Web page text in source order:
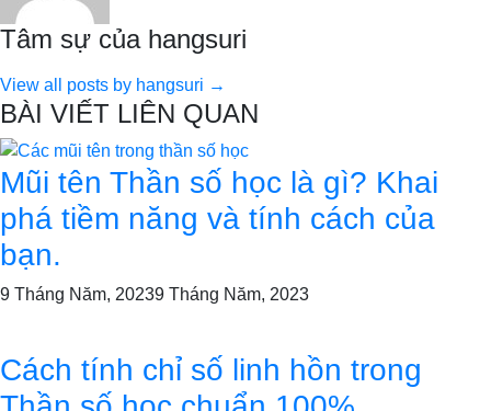
Tâm sự của hangsuri
View all posts by hangsuri →
BÀI VIẾT LIÊN QUAN
Mũi tên Thần số học là gì? Khai
phá tiềm năng và tính cách của
bạn.
9 Tháng Năm, 20239 Tháng Năm, 2023
Cách tính chỉ số linh hồn trong